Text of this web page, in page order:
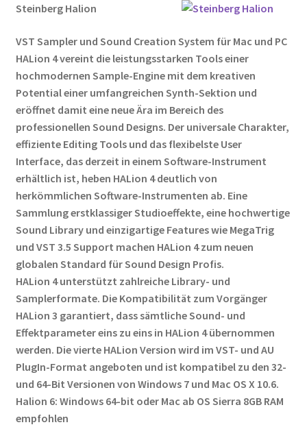
Steinberg Halion
VST Sampler und Sound Creation System für Mac und PC
HALion 4 vereint die leistungsstarken Tools einer
hochmodernen Sample-Engine mit dem kreativen
Potential einer umfangreichen Synth-Sektion und
eröffnet damit eine neue Ära im Bereich des
professionellen Sound Designs. Der universale Charakter,
effiziente Editing Tools und das flexibelste User
Interface, das derzeit in einem Software-Instrument
erhältlich ist, heben HALion 4 deutlich von
herkömmlichen Software-Instrumenten ab. Eine
Sammlung erstklassiger Studioeffekte, eine hochwertige
Sound Library und einzigartige Features wie MegaTrig
und VST 3.5 Support machen HALion 4 zum neuen
globalen Standard für Sound Design Profis.
HALion 4 unterstützt zahlreiche Library- und
Samplerformate. Die Kompatibilität zum Vorgänger
HALion 3 garantiert, dass sämtliche Sound- und
Effektparameter eins zu eins in HALion 4 übernommen
werden. Die vierte HALion Version wird im VST- und AU
PlugIn-Format angeboten und ist kompatibel zu den 32-
und 64-Bit Versionen von Windows 7 und Mac OS X 10.6.
Halion 6: Windows 64-bit oder Mac ab OS Sierra 8GB RAM
empfohlen